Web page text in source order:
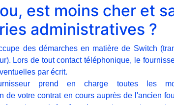
est moins cher et
administratives ?
des démarches en matière de Switch
Lors de tout contact téléphonique, le
par écrit.
prend en charge toutes les
de votre contrat en cours auprès de l'ancien